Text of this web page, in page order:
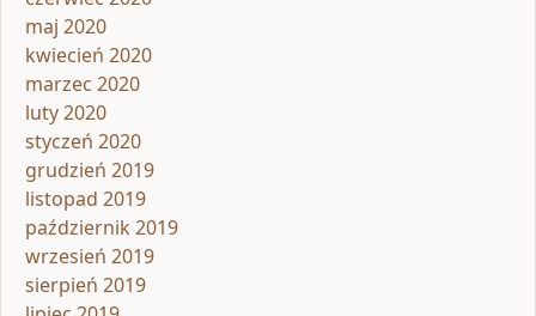
maj 2020
kwiecień 2020
marzec 2020
luty 2020
styczeń 2020
grudzień 2019
listopad 2019
październik 2019
wrzesień 2019
sierpień 2019